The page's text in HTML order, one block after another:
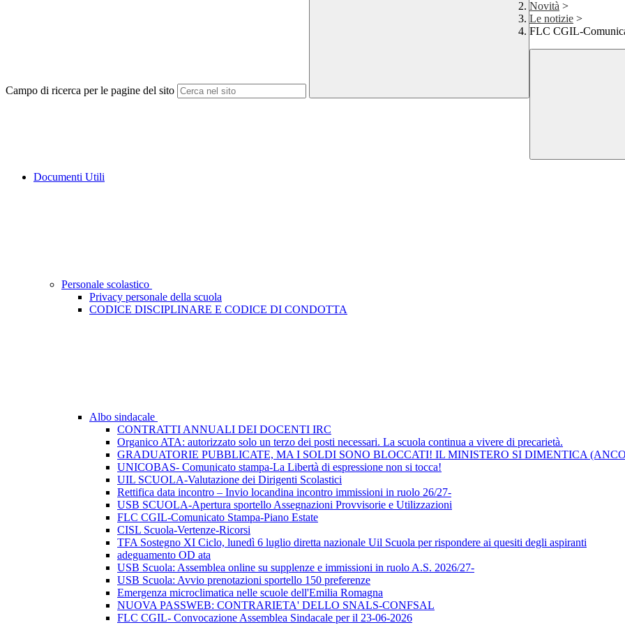
Campo di ricerca per le pagine del sito
Novità >
Le notizie >
FLC CGIL-
Documenti Utili
Personale scolastico
Privacy personale della scuola
CODICE DISCIPLINARE E CODICE DI CONDOTTA
Albo sindacale
CONTRATTI ANNUALI DEI DOCENTI IRC
Organico ATA: autorizzato solo un terzo dei posti necessari. La scuola continua a vivere di precarietà.
GRADUATORIE PUBBLICATE, MA I SOLDI SONO BLOCCATI! IL MINISTERO SI DIMENTICA
UNICOBAS- Comunicato stampa-La Libertà di espressione non si tocca!
UIL SCUOLA-Valutazione dei Dirigenti Scolastici
Rettifica data incontro – Invio locandina incontro immissioni in ruolo 26/27-
USB SCUOLA-Apertura sportello Assegnazioni Provvisorie e Utilizzazioni
FLC CGIL-Comunicato Stampa-Piano Estate
CISL Scuola-Vertenze-Ricorsi
TFA Sostegno XI Ciclo, lunedì 6 luglio diretta nazionale Uil Scuola per rispondere ai quesiti degli aspiranti
adeguamento OD ata
USB Scuola: Assemblea online su supplenze e immissioni in ruolo A.S. 2026/27-
USB Scuola: Avvio prenotazioni sportello 150 preferenze
Emergenza microclimatica nelle scuole dell'Emilia Romagna
NUOVA PASSWEB: CONTRARIETA' DELLO SNALS-CONFSAL
FLC CGIL- Convocazione Assemblea Sindacale per il 23-06-2026